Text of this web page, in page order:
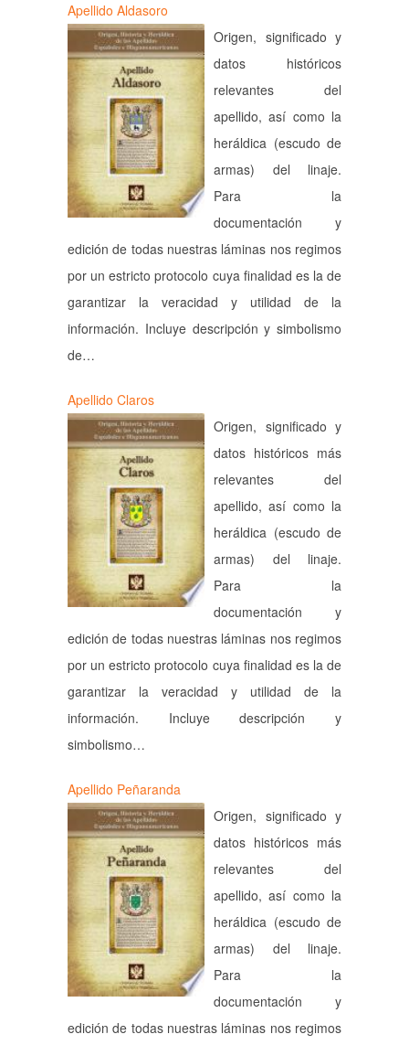
Apellido Aldasoro
Origen, significado y
datos históricos
relevantes del
apellido, así como la
heráldica (escudo de
armas) del linaje.
Para la
documentación y
edición de todas nuestras láminas nos regimos
por un estricto protocolo cuya finalidad es la de
garantizar la veracidad y utilidad de la
información. Incluye descripción y simbolismo
de…
Apellido Claros
Origen, significado y
datos históricos más
relevantes del
apellido, así como la
heráldica (escudo de
armas) del linaje.
Para la
documentación y
edición de todas nuestras láminas nos regimos
por un estricto protocolo cuya finalidad es la de
garantizar la veracidad y utilidad de la
información. Incluye descripción y
simbolismo…
Apellido Peñaranda
Origen, significado y
datos históricos más
relevantes del
apellido, así como la
heráldica (escudo de
armas) del linaje.
Para la
documentación y
edición de todas nuestras láminas nos regimos